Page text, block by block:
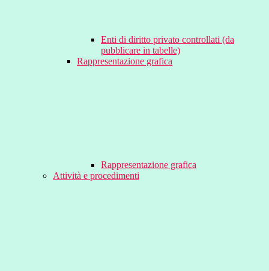
Enti di diritto privato controllati (da
pubblicare in tabelle)
Rappresentazione grafica
Rappresentazione grafica
Attività e procedimenti